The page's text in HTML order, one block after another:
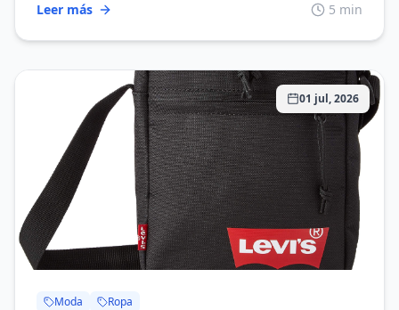
Leer más 5 min
01 jul, 2026
Moda Ropa